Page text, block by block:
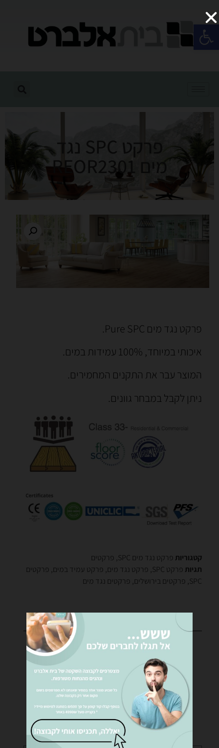
פתח סרגל נגישות
פרקט SPC נגד
מים REOR2301
פרקט נגד מים Pure SPC.
איכותי במיוחד, 100% עמידות במים.
המוצר עבר את התקנים המחמירים.
ניתן לקבל במבחר גוונים.
קטגוריות פרקט נגד מים SPC , פרקטים
תגיות פרקט SPC , פרקט נגד מים, פרקט עמיד במים, פרקטים
SPC
, פרקטים בירושלים, פרקטים נגד מים
רוצים לקבל פרטים נוספים?
נציגינו ישמחו לעזור לכם… שלחו לנו הודעה!